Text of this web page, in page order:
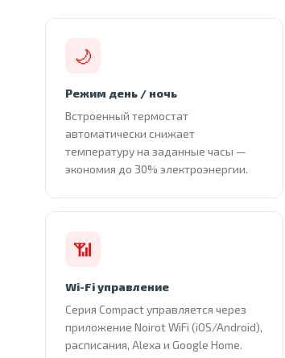
🌙
Режим день / ночь
Встроенный термостат
автоматически снижает
температуру на заданные часы —
экономия до 30% электроэнергии.
📶
Wi-Fi управление
Серия Compact управляется через
приложение Noirot WiFi (iOS/Android),
расписания, Alexa и Google Home.